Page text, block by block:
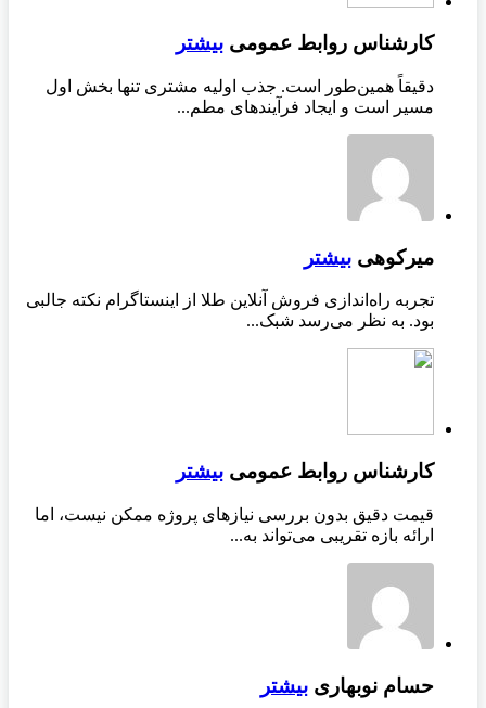
کارشناس روابط عمومی بیشتر
دقیقاً همین‌طور است. جذب اولیه مشتری تنها بخش اول
مسیر است و ایجاد فرآیندهای مطم...
میرکوهی بیشتر
تجربه راه‌اندازی فروش آنلاین طلا از اینستاگرام نکته جالبی
بود. به نظر می‌رسد شبک...
کارشناس روابط عمومی بیشتر
قیمت دقیق بدون بررسی نیازهای پروژه ممکن نیست، اما
ارائه بازه تقریبی می‌تواند به...
حسام نوبهاری بیشتر